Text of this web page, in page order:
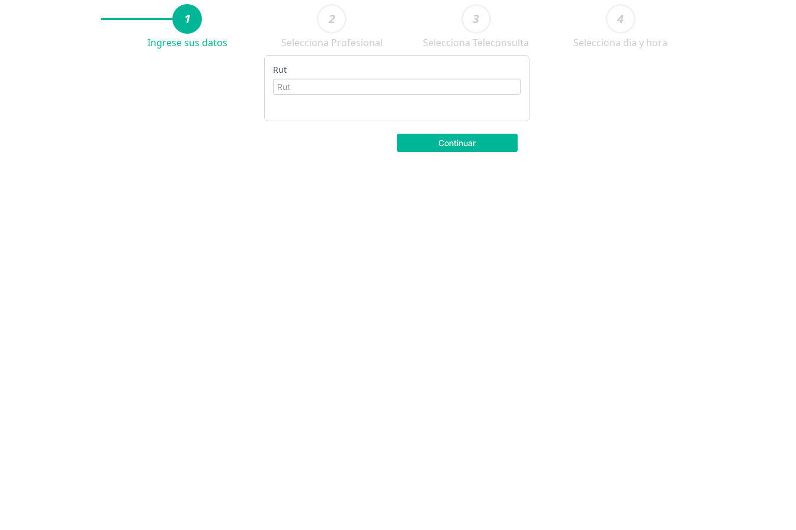
1
Ingrese sus datos
2
Selecciona Profesional
3
Selecciona Teleconsulta
4
Selecciona dia y hora
Rut
Continuar